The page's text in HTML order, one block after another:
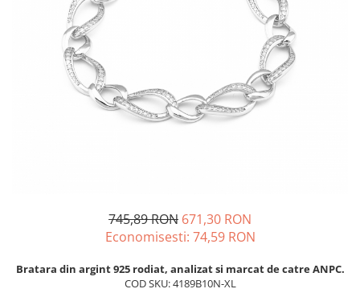
SETURI BIJUTERII
ACE DE CRAVATA
BRATARI PENTRU PICIOR
BRATARA TIP ROZARIU
LANTURI TIP ROZARIU
745,89 RON 671,30 RON
Economisesti: 74,59 RON
Bratara din argint 925 rodiat, analizat si marcat de catre ANPC.
COD SKU: 4189B10N-XL